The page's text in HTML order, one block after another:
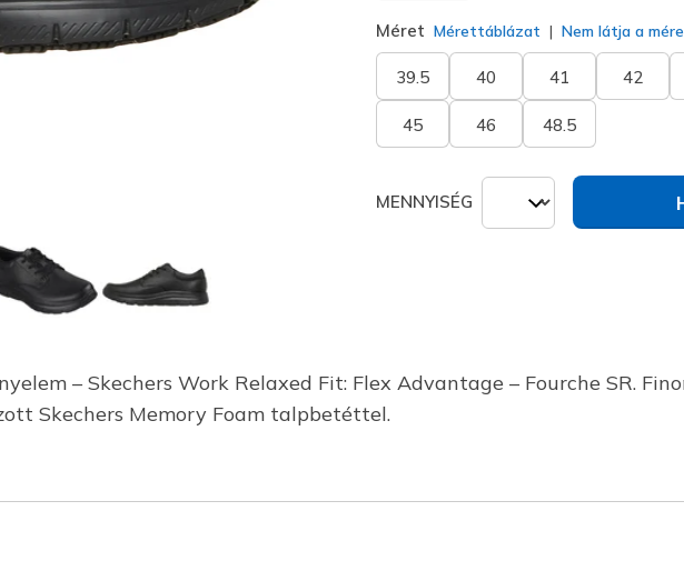
Méret Mérettáblázat Nem látja a
39.5 40 41 42
45 46 48.5
MENNYISÉG
– Skechers Work Relaxed Fit: Flex Advantage – Fourche SR.
Skechers Memory Foam talpbetéttel.